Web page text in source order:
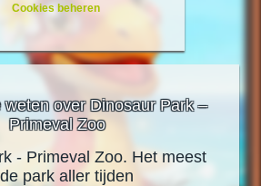
Cookies beheren
weten over Dinosaur Park –
Primeval Zoo
- Primeval Zoo. Het meest
park aller tijden